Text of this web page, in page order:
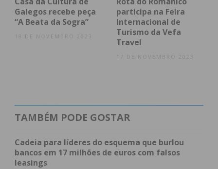
Galegos recebe peça
“A Beata da Sogra”
participa na Feira
Internacional de
Turismo da Vefa
Travel
17 DE NOVEMBRO 2023
TAMBÉM PODE GOSTAR
Cadeia para líderes do esquema que burlou
bancos em 17 milhões de euros com falsos
leasings